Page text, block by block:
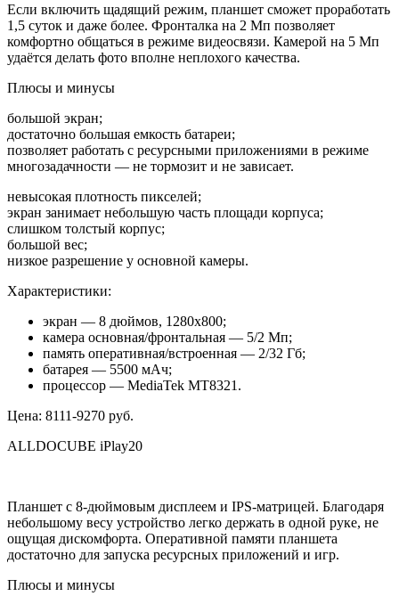
Если включить щадящий режим, планшет сможет проработать
1,5 суток и даже более. Фронталка на 2 Мп позволяет
комфортно общаться в режиме видеосвязи. Камерой на 5 Мп
удаётся делать фото вполне неплохого качества.
Плюсы и минусы
большой экран;
достаточно большая емкость батареи;
позволяет работать с ресурсными приложениями в режиме
многозадачности — не тормозит и не зависает.
невысокая плотность пикселей;
экран занимает небольшую часть площади корпуса;
слишком толстый корпус;
большой вес;
низкое разрешение у основной камеры.
Характеристики:
экран — 8 дюймов, 1280х800;
камера основная/фронтальная — 5/2 Мп;
память оперативная/встроенная — 2/32 Гб;
батарея — 5500 мАч;
процессор — MediaTek MT8321.
Цена: 8111-9270 руб.
ALLDOCUBE iPlay20
Планшет с 8-дюймовым дисплеем и IPS-матрицей. Благодаря
небольшому весу устройство легко держать в одной руке, не
ощущая дискомфорта. Оперативной памяти планшета
достаточно для запуска ресурсных приложений и игр.
Плюсы и минусы